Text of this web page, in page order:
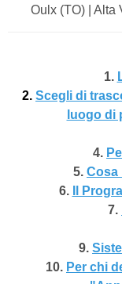
Oulx (TO) | Alta
1.
2. Scegli di
luogo di
4.
5. Cosa
6.
Il
7.
9.
10. Per chi